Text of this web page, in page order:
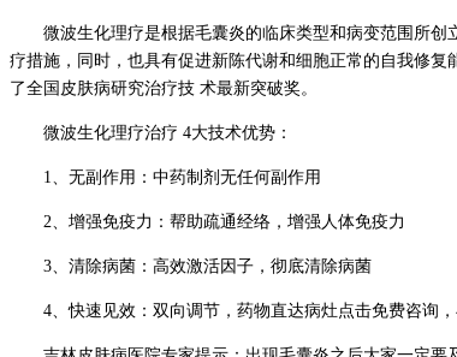
微波生化理疗是根据毛囊炎的临床类型和病变范围所
疗措施，同时，也具有促进新陈代谢和细胞正常的自我修
了全国皮肤病研究治疗技 术最新突破奖。
微波生化理疗治疗 4大技术优势：
1、无副作用：中药制剂无任何副作用
2、增强免疫力：帮助疏通经络，增强人体免疫力
3、清除病菌：高效激活因子，彻底清除病菌
4、快速见效：双向调节，药物直达病灶点击免费咨询